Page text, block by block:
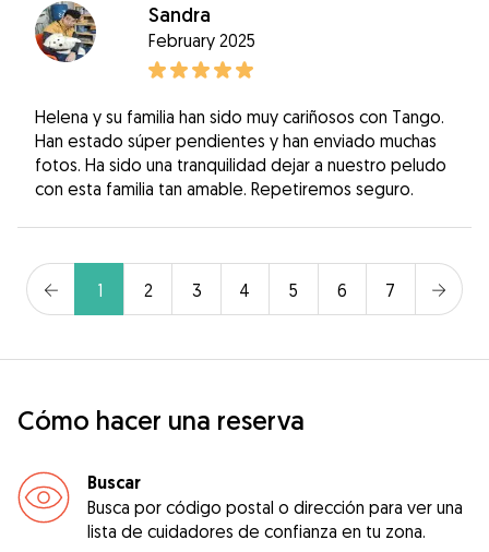
Sandra
February 2025
Helena y su familia han sido muy cariñosos con Tango.
Han estado súper pendientes y han enviado muchas
fotos. Ha sido una tranquilidad dejar a nuestro peludo
con esta familia tan amable. Repetiremos seguro.
1 2 3 4 5 6 7
Cómo hacer una reserva
Buscar
Busca por código postal o dirección para ver una
lista de cuidadores de confianza en tu zona.